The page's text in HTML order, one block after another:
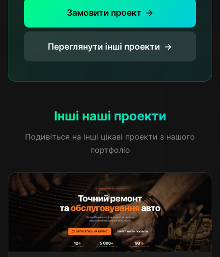
Замовити проект
Переглянути інші проекти
Інші наші проекти
Подивіться на інші цікаві проекти з нашого
портфоліо